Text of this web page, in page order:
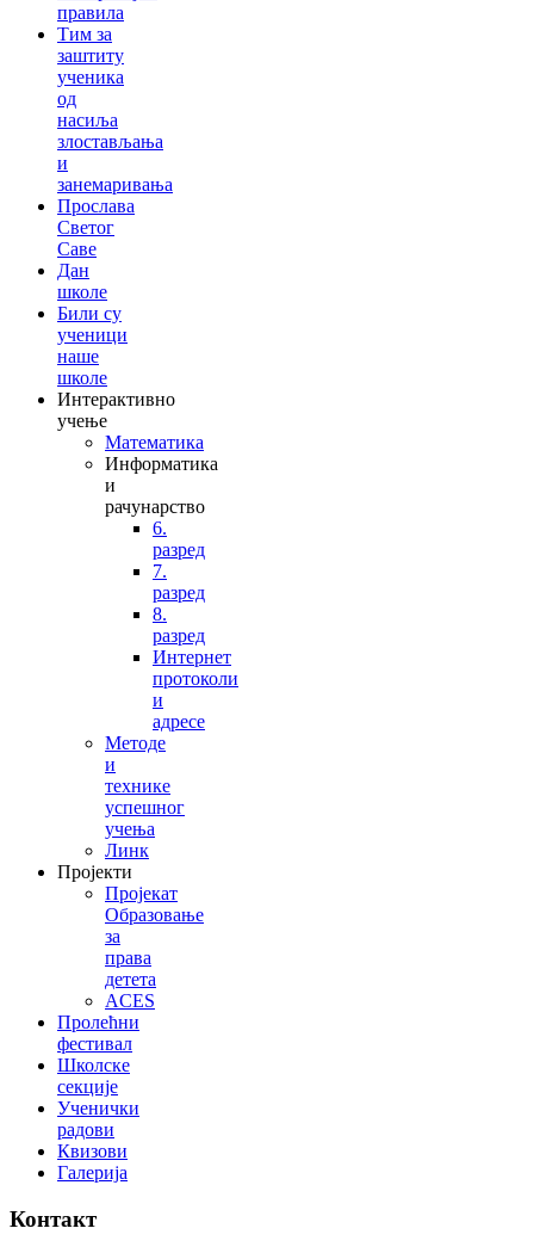
правила
Тим за
заштиту
ученика
од
насиља
злостављања
и
занемаривања
Прослава
Светог
Саве
Дан
школе
Били су
ученици
наше
школе
Интерактивно
учење
Математика
Информатика
и
рачунарство
6.
разред
7.
разред
8.
разред
Интернет
протоколи
и
адресе
Методе
и
технике
успешног
учења
Линк
Пројекти
Пројекат
Образовање
за
права
детета
ACES
Пролећни
фестивал
Школске
секције
Ученички
радови
Квизови
Галерија
Контакт